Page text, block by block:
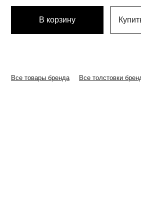
В корзину
Все товары бренда Все толстовки